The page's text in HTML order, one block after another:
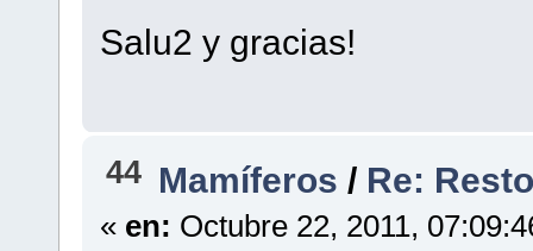
Salu2 y gracias!
44 Mamíferos / Re:
« en: Octubre 22, 2011,